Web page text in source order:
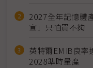
2027全年記憶體
宣」只怕買不夠
英特爾EMIB良
2028準時量產